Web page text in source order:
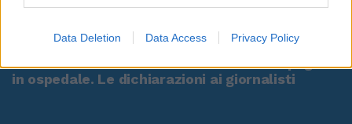
Data Deletion Data Access Privacy Policy
Leonardo Maria Del Vecchio dall'ex compagna
in ospedale. Le dichiarazioni ai giornalisti